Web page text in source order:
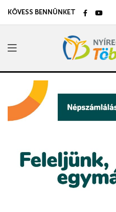
KÖVESS BENNÜNKET